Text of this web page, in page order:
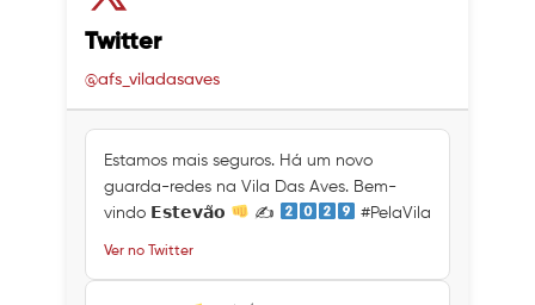
Twitter
@afs_viladasaves
Estamos mais seguros. Há um novo
guarda-redes na Vila Das Aves. Bem-
vindo 𝗘𝘀𝘁𝗲𝘃𝗮̃𝗼
✍ #PelaVila
Ver no Twitter